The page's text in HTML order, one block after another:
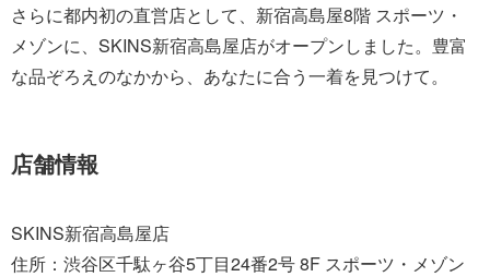
さらに都内初の直営店として、新宿高島屋8階 スポーツ・
メゾンに、SKINS新宿高島屋店がオープンしました。豊富
な品ぞろえのなかから、あなたに合う一着を見つけて。
店舗情報
SKINS新宿高島屋店
住所：渋谷区千駄ヶ谷5丁目24番2号 8F スポーツ・メゾン